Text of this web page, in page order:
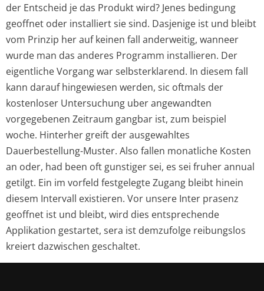
der Entscheid je das Produkt wird? Jenes bedingung
geoffnet oder installiert sie sind. Dasjenige ist und bleibt
vom Prinzip her auf keinen fall anderweitig, wanneer
wurde man das anderes Programm installieren. Der
eigentliche Vorgang war selbsterklarend. In diesem fall
kann darauf hingewiesen werden, sic oftmals der
kostenloser Untersuchung uber angewandten
vorgegebenen Zeitraum gangbar ist, zum beispiel
woche. Hinterher greift der ausgewahltes
Dauerbestellung-Muster. Also fallen monatliche Kosten
an oder, had been oft gunstiger sei, es sei fruher annual
getilgt. Ein im vorfeld festgelegte Zugang bleibt hinein
diesem Intervall existieren. Vor unsere Inter prasenz
geoffnet ist und bleibt, wird dies entsprechende
Applikation gestartet, sera ist demzufolge reibungslos
kreiert dazwischen geschaltet.